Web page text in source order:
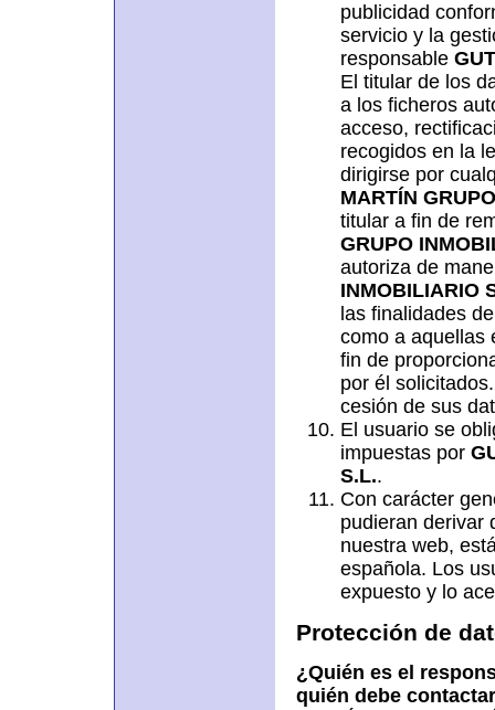
publicidad
servicio y la
responsable
El titular de los
a los ficheros
acceso,
recogidos en la
dirigirse por
MARTÍN
titular a fin de
GRUPO
autoriza de
INMOBILIARIO
las finalidades
como a aquellas
fin de
por él
cesión de sus
El usuario se
impuestas por
S.L..
Con carácter
pudieran derivar
nuestra web,
española. Los
expuesto y lo
Protección de
¿Quién es el
quién debe